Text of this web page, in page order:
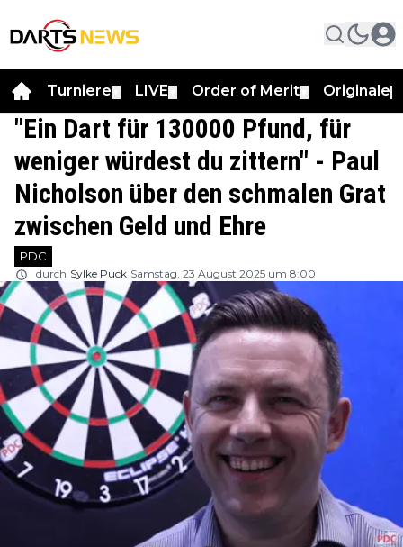
Turniere LIVE Order of Merit Originale
"Ein Dart für 130000 Pfund, für
weniger würdest du zittern" - Paul
Nicholson über den schmalen Grat
zwischen Geld und Ehre
PDC
durch Sylke Puck Samstag, 23 August 2025 um 8:00